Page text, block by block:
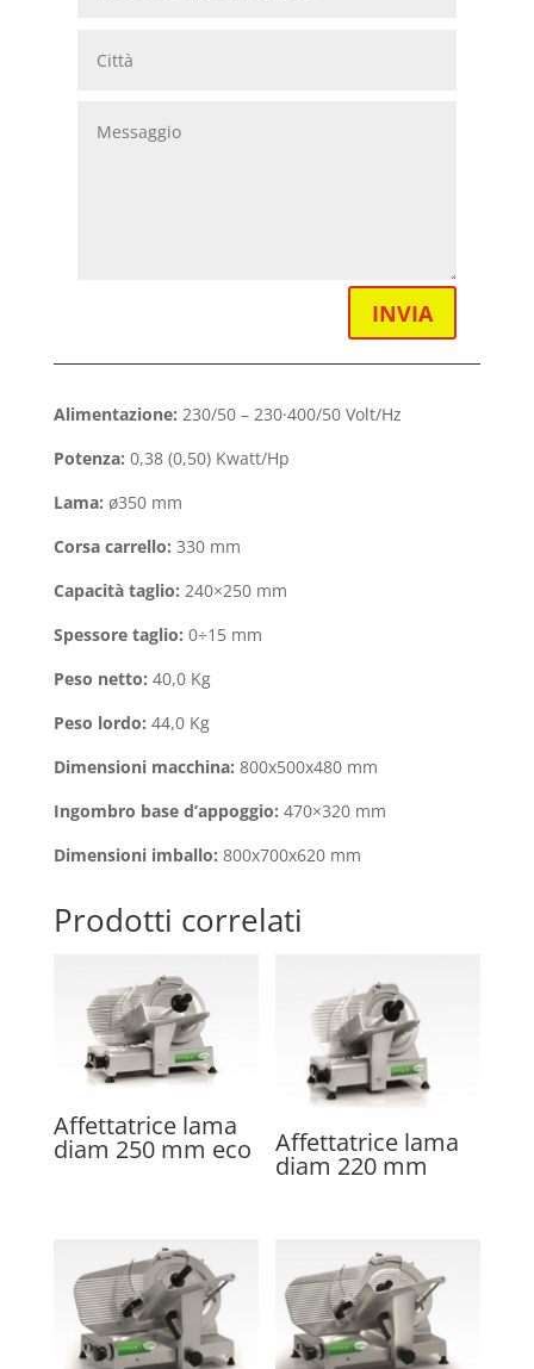
INVIA
Alimentazione: 230/50 – 230·400/50 Volt/Hz
Potenza: 0,38 (0,50) Kwatt/Hp
Lama: ø350 mm
Corsa carrello: 330 mm
Capacità taglio: 240×250 mm
Spessore taglio: 0÷15 mm
Peso netto: 40,0 Kg
Peso lordo: 44,0 Kg
Dimensioni macchina: 800x500x480 mm
Ingombro base d’appoggio: 470×320 mm
Dimensioni imballo: 800x700x620 mm
Prodotti correlati
Affettatrice lama
diam 250 mm eco Affettatrice lama
diam 220 mm